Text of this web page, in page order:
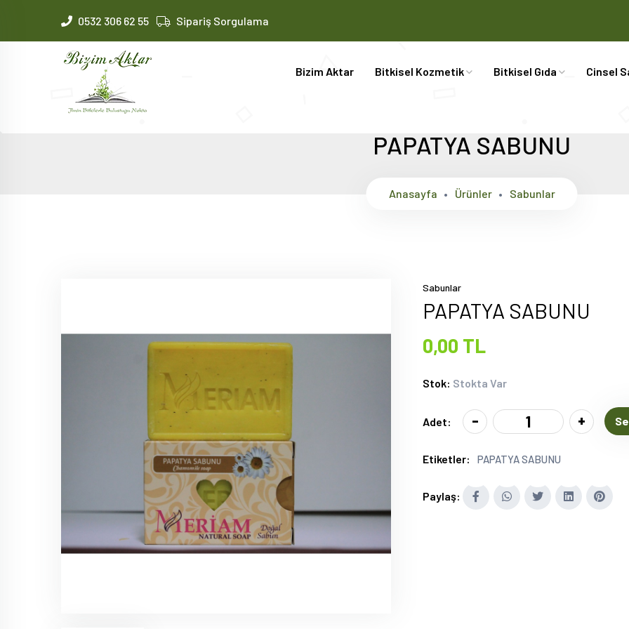
0532 306 62 55 Sipariş Sorgulama
Bizim Aktar Bitkisel Kozmetik Bitkisel Gıda Cinsel
PAPATYA SABUNU
Anasayfa Ürünler Sabunlar
Sabunlar
PAPATYA SABUNU
0,00 TL
Stok: Stokta Var
Adet: - +
Etiketler: PAPATYA SABUNU
Paylaş: